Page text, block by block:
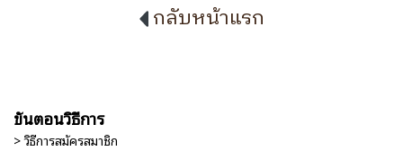
กลับหน้าแรก
ขั้นตอนวิธีการ
> วิธีการสมัครสมาชิก